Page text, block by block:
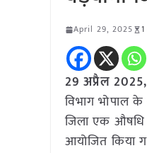
April 29, 2025
29 अप्रैल
विभाग भोपाल
जिला एक औषधि
आयोजित किया